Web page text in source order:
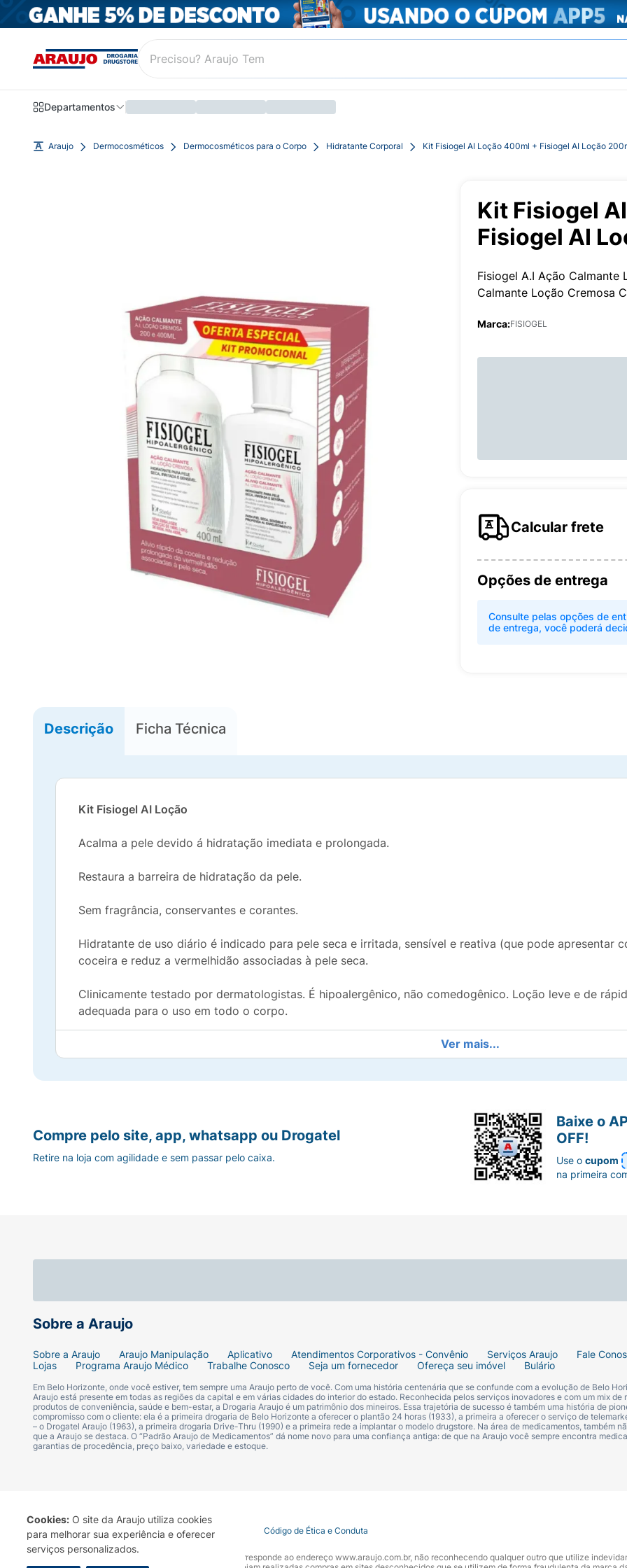
Cookies: O site da Araujo utiliza cookies
para melhorar sua experiência e oferecer
serviços personalizados.
Departamentos
Araujo Dermocosméticos Dermocosméticos para o Corpo Hidratante Corporal Kit Fisiogel AI Loção 400ml + Fisiogel AI Loção
Kit Fisiogel
Fisiogel AI
Fisiogel A.I Ação Calmante
Calmante Loção Cremosa
Marca:FISIOGEL
Calcular frete
Opções de entrega
Consulte pelas opções de
de entrega, você poderá
Descrição Ficha Técnica
Kit Fisiogel AI Loção
Acalma a pele devido á hidratação imediata e prolongada.
Restaura a barreira de hidratação da pele.
Sem fragrância, conservantes e corantes.
Hidratante de uso diário é indicado para pele seca e irritada, sensível e reativa (que pode apresentar
coceira e reduz a vermelhidão associadas à pele seca.
Clinicamente testado por dermatologistas. É hipoalergênico, não comedogênico. Loção leve e de
adequada para o uso em todo o corpo.
Age de maneira natural e suave para restaurar a barreira de hidratação da ele.
Benefícios:
Alívio rápido e duradouro da coceira associada á pele seca.
Modo de usar:
Aplicar na pele duas vezes ao dia e sempre que necessário.
Ver mais...
Sobre a Araujo
Sobre a Araujo Araujo Manipulação Aplicativo Atendimentos Corporativos - Convênio Serviços Araujo
Fale
Lojas
Programa Araujo Médico Trabalhe Conosco Seja um fornecedor Ofereça seu imóvel Bulário
Em Belo Horizonte, onde você estiver, tem sempre uma Araujo perto de você. Com uma história centenária que se confunde com a evolução de Belo
Araujo está presente em todas as regiões da capital e em várias cidades do interior do estado. Reconhecida pelos serviços inovadores e com um mix de
produtos de conveniência, saúde e bem-estar, a Drogaria Araujo é um patrimônio dos mineiros. Essa trajetória de sucesso é também uma história de
compromisso com o cliente: ela é a primeira drogaria de Belo Horizonte a oferecer o plantão 24 horas (1933), a primeira a oferecer o serviço de
– o Drogatel Araujo (1963), a primeira drogaria Drive-Thru (1990) e a primeira rede a implantar o modelo drugstore. Na área de medicamentos, também
que a Araujo se destaca. O “Padrão Araujo de Medicamentos” dá nome novo para uma confiança antiga: de que na Araujo você sempre encontra
garantias de procedência, preço baixo, variedade e estoque.
Compre pelo site, app, whatsapp ou Drogatel
Retire na loja com agilidade e sem passar pelo caixa.
Baixe o
OFF!
Use ocupom
na primeira
Termo de Uso Portal da Privacidade Covid-19 Código de Ética e Conduta
A Drogaria Araujo S/A informa que o seu site oficial corresponde ao endereço www.araujo.com.br, não reconhecendo qualquer outro que utilize